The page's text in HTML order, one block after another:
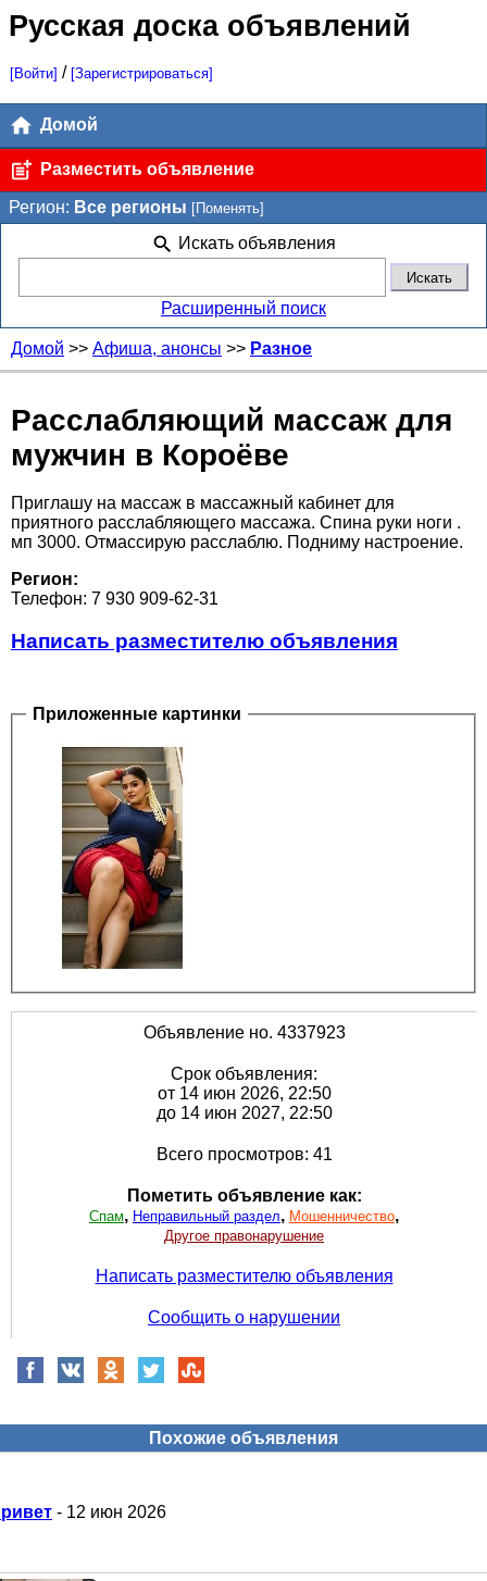
Русская доска объявлений
[Войти] / [Зарегистрироваться]
Домой
Разместить объявление
Регион: Все регионы [Поменять]
Искать объявления
Расширенный поиск
Домой >> Афиша, анонсы >> Разное
Расслабляющий массаж для
мужчин в Короёве
Приглашу на массаж в массажный кабинет для
приятного расслабляющего массажа. Спина руки ноги .
мп 3000. Отмассирую расслаблю. Подниму настроение.
Регион:
Телефон: 7 930 909-62-31
Написать разместителю объявления
Приложенные картинки
Объявление но. 4337923
Срок объявления:
от 14 июн 2026, 22:50
до 14 июн 2027, 22:50
Всего просмотров: 41
Пометить объявление как:
Спам, Неправильный раздел, Мошенничество,
Другое правонарушение
Написать разместителю объявления
Сообщить о нарушении
Похожие объявления
- 12 июн 2026